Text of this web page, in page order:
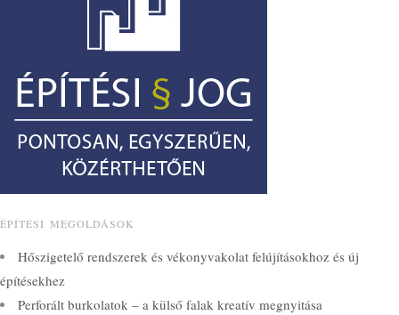
ÉPÍTÉSI MEGOLDÁSOK
Hőszigetelő rendszerek és vékonyvakolat felújításokhoz és új
építésekhez
Perforált burkolatok – a külső falak kreatív megnyitása